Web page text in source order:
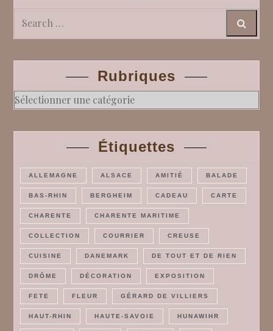
Rubriques
Rubriques
Étiquettes
ALLEMAGNE ALSACE AMITIÉ BALADE
BAS-RHIN BERGHEIM CADEAU CARTE
CHARENTE CHARENTE MARITIME
COLLECTION COURRIER CREUSE
CUISINE DANEMARK DE TOUT ET DE RIEN
DRÔME DÉCORATION EXPOSITION
FETE FLEUR GÉRARD DE VILLIERS
HAUT-RHIN HAUTE-SAVOIE HUNAWIHR